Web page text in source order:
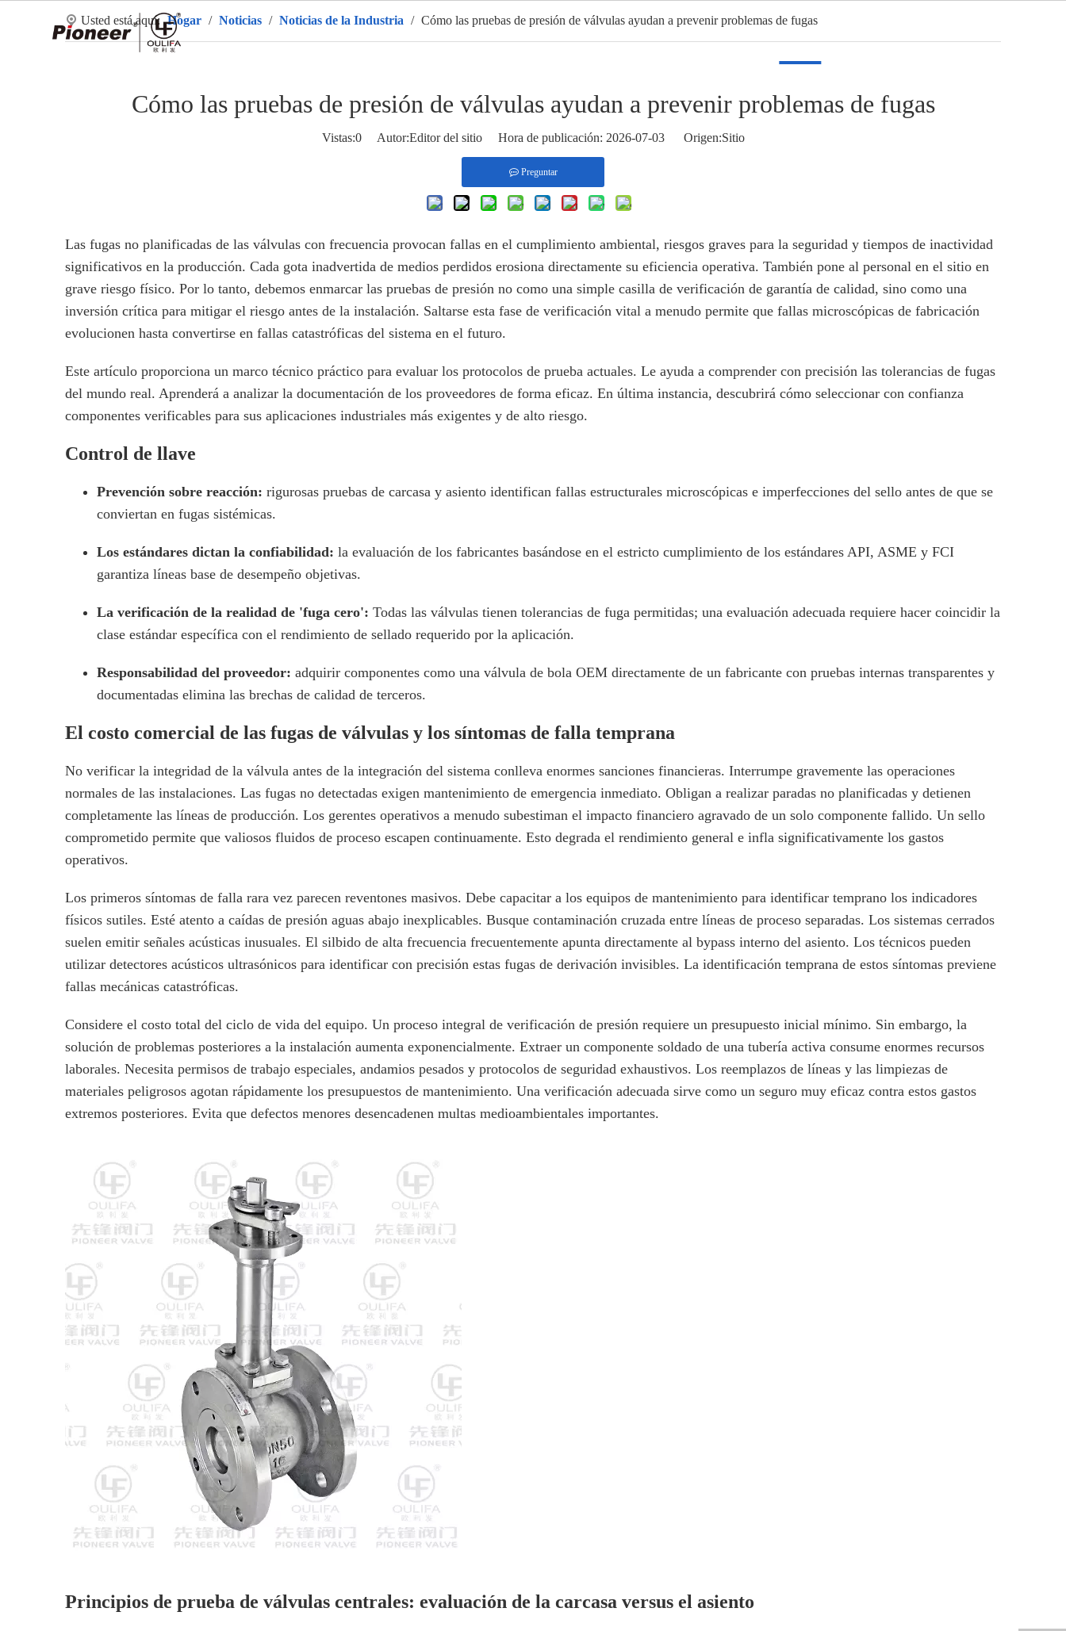
Usted está aquí: Hogar / Noticias / Noticias de la Industria / Cómo las pruebas de presión de válvulas ayudan a prevenir problemas de fugas
Cómo las pruebas de presión de válvulas ayudan a prevenir problemas de fugas
Vistas:0Autor:Editor del sitio Hora de publicación: 2026-07-03 Origen:Sitio
Preguntar
Las fugas no planificadas de las válvulas con frecuencia provocan fallas en el cumplimiento ambiental, riesgos graves para la seguridad y tiempos de inactividad
significativos en la producción. Cada gota inadvertida de medios perdidos erosiona directamente su eficiencia operativa. También pone al personal en el sitio en
grave riesgo físico. Por lo tanto, debemos enmarcar las pruebas de presión no como una simple casilla de verificación de garantía de calidad, sino como una
inversión crítica para mitigar el riesgo antes de la instalación. Saltarse esta fase de verificación vital a menudo permite que fallas microscópicas de fabricación
evolucionen hasta convertirse en fallas catastróficas del sistema en el futuro.
Este artículo proporciona un marco técnico práctico para evaluar los protocolos de prueba actuales. Le ayuda a comprender con precisión las tolerancias de fugas
del mundo real. Aprenderá a analizar la documentación de los proveedores de forma eficaz. En última instancia, descubrirá cómo seleccionar con confianza
componentes verificables para sus aplicaciones industriales más exigentes y de alto riesgo.
Control de llave
Prevención sobre reacción: rigurosas pruebas de carcasa y asiento identifican fallas estructurales microscópicas e imperfecciones del sello antes de que se
conviertan en fugas sistémicas.
Los estándares dictan la confiabilidad: la evaluación de los fabricantes basándose en el estricto cumplimiento de los estándares API, ASME y FCI
garantiza líneas base de desempeño objetivas.
La verificación de la realidad de 'fuga cero': Todas las válvulas tienen tolerancias de fuga permitidas; una evaluación adecuada requiere hacer coincidir la
clase estándar específica con el rendimiento de sellado requerido por la aplicación.
Responsabilidad del proveedor: adquirir componentes como una válvula de bola OEM directamente de un fabricante con pruebas internas transparentes y
documentadas elimina las brechas de calidad de terceros.
El costo comercial de las fugas de válvulas y los síntomas de falla temprana
No verificar la integridad de la válvula antes de la integración del sistema conlleva enormes sanciones financieras. Interrumpe gravemente las operaciones
normales de las instalaciones. Las fugas no detectadas exigen mantenimiento de emergencia inmediato. Obligan a realizar paradas no planificadas y detienen
completamente las líneas de producción. Los gerentes operativos a menudo subestiman el impacto financiero agravado de un solo componente fallido. Un sello
comprometido permite que valiosos fluidos de proceso escapen continuamente. Esto degrada el rendimiento general e infla significativamente los gastos
operativos.
Los primeros síntomas de falla rara vez parecen reventones masivos. Debe capacitar a los equipos de mantenimiento para identificar temprano los indicadores
físicos sutiles. Esté atento a caídas de presión aguas abajo inexplicables. Busque contaminación cruzada entre líneas de proceso separadas. Los sistemas cerrados
suelen emitir señales acústicas inusuales. El silbido de alta frecuencia frecuentemente apunta directamente al bypass interno del asiento. Los técnicos pueden
utilizar detectores acústicos ultrasónicos para identificar con precisión estas fugas de derivación invisibles. La identificación temprana de estos síntomas previene
fallas mecánicas catastróficas.
Considere el costo total del ciclo de vida del equipo. Un proceso integral de verificación de presión requiere un presupuesto inicial mínimo. Sin embargo, la
solución de problemas posteriores a la instalación aumenta exponencialmente. Extraer un componente soldado de una tubería activa consume enormes recursos
laborales. Necesita permisos de trabajo especiales, andamios pesados ​​y protocolos de seguridad exhaustivos. Los reemplazos de líneas y las limpiezas de
materiales peligrosos agotan rápidamente los presupuestos de mantenimiento. Una verificación adecuada sirve como un seguro muy eficaz contra estos gastos
extremos posteriores. Evita que defectos menores desencadenen multas medioambientales importantes.
Principios de prueba de válvulas centrales: evaluación de la carcasa versus el asiento